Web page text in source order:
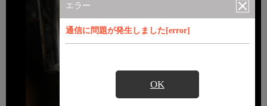
エラー
通信に問題が発生しました[error]
OK